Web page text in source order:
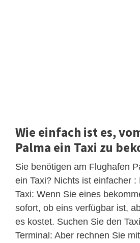
Wie einfach ist es,
Palma ein Taxi zu
Sie benötigen am Flughafen
ein Taxi? Nichts ist einfacher :
Taxi: Wenn Sie eines
sofort, ob eins verfügbar ist,
es kostet. Suchen Sie den
Terminal: Aber rechnen Sie